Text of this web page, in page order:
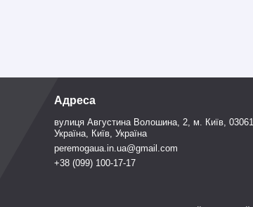
Адреса
вулиця Августина Волошина, 2, м. Київ, 03061
Україна, Київ, Україна
peremogaua.in.ua@gmail.com
+38 (099) 100-17-17